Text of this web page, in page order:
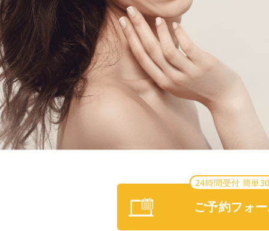
24時間受付 簡単
ご予約フォ